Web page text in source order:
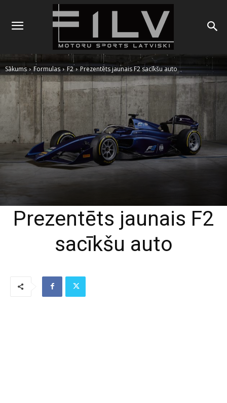
Sākums Formulas F2 Prezentēts jaunais F2 sacīkšu auto
Prezentēts jaunais F2
sacīkšu auto